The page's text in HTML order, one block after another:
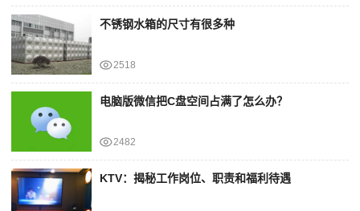
不锈钢水箱的尺寸有很多种
2518
电脑版微信把C盘空间占满了怎么办？
2482
KTV：揭秘工作岗位、职责和福利待遇